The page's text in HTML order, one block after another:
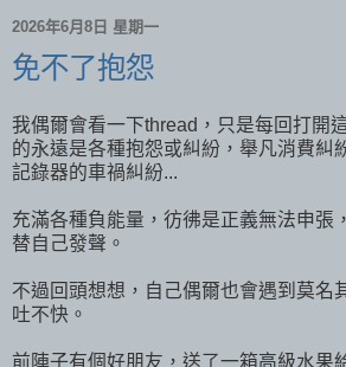
2026年6月8日 星期一
免不了抱怨
我偶爾會看一下thread，只是每回打開
的永遠是各種抱怨或糾紛，舉凡消費糾
記錄器的車禍糾紛...
充滿各種負能量，彷彿是正義無法申張
替自己發聲。
不過回頭想想，自己偶爾也會遇到莫名
吐不快。
前陣子有個好朋友，送了一箱高級水果